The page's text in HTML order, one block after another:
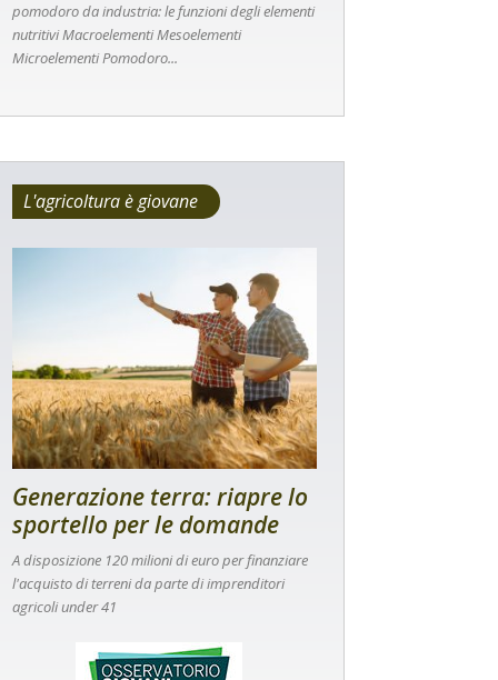
pomodoro da industria: le funzioni degli elementi
nutritivi Macroelementi Mesoelementi
Microelementi Pomodoro...
L'agricoltura è giovane
Generazione terra: riapre lo
sportello per le domande
A disposizione 120 milioni di euro per finanziare
l'acquisto di terreni da parte di imprenditori
agricoli under 41